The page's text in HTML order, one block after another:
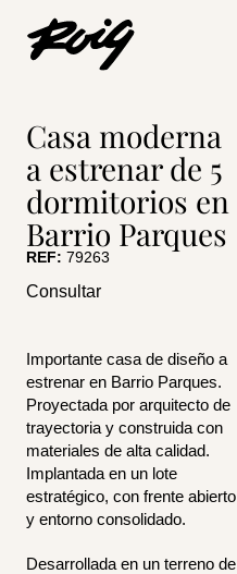
contenido
Casa moderna
a estrenar de 5
dormitorios en
Barrio Parques
REF: 79263
Consultar
Importante casa de diseño a
estrenar en Barrio Parques.
Proyectada por arquitecto de
trayectoria y construida con
materiales de alta calidad.
Implantada en un lote
estratégico, con frente abierto
y entorno consolidado.
Desarrollada en un terreno de